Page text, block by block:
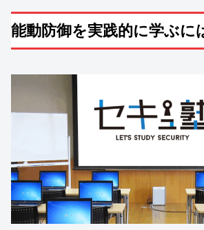
能動防御を実践的に学ぶに